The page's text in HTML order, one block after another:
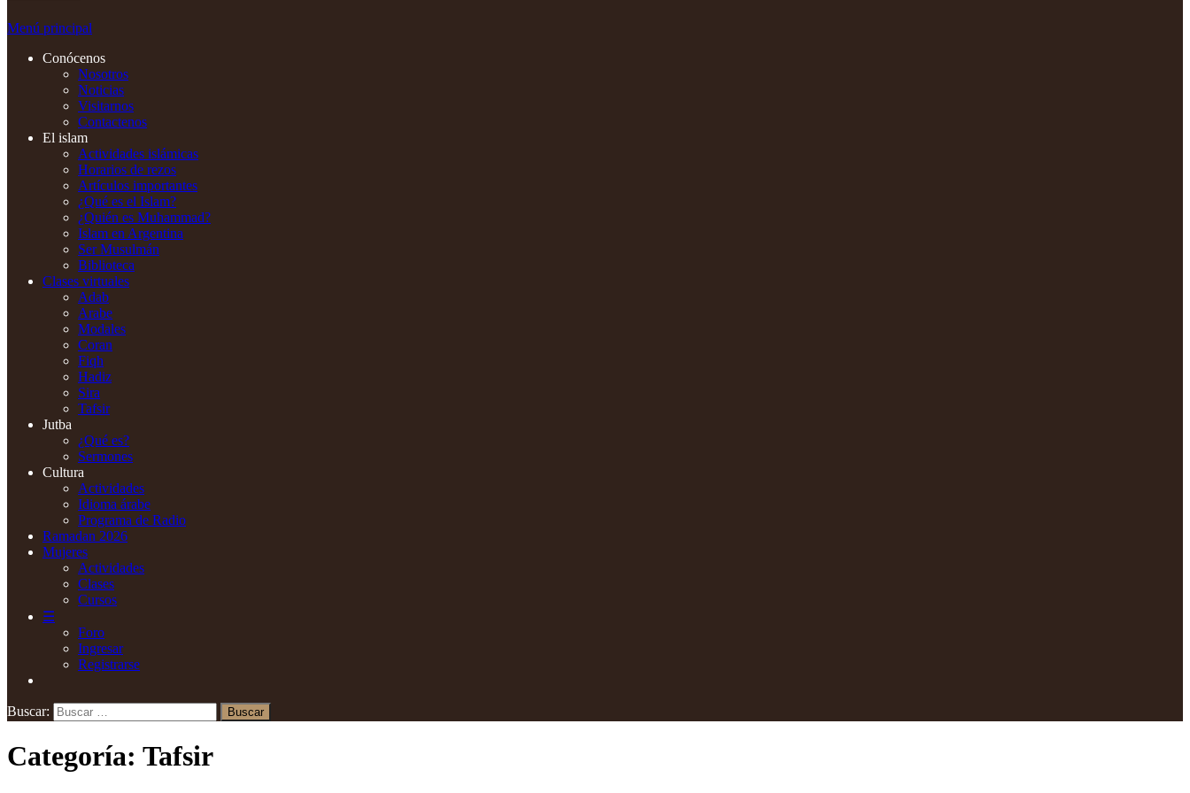
Menú principal
Conócenos
Nosotros
Noticias
Visitarnos
Contactenos
El islam
Actividades islámicas
Horarios de rezos
Artículos importantes
¿Qué es el Islam?
¿Quién es Muhammad?
Islam en Argentina
Ser Musulmán
Biblioteca
Clases virtuales
Adab
Arabe
Modales
Coran
Fiqh
Hadiz
Sira
Tafsir
Jutba
¿Qué es?
Sermones
Cultura
Actividades
Idioma árabe
Programa de Radio
Ramadan 2026
Mujeres
Actividades
Clases
Cursos
☰
Foro
Ingresar
Registrarse
Buscar:
Categoría: Tafsir